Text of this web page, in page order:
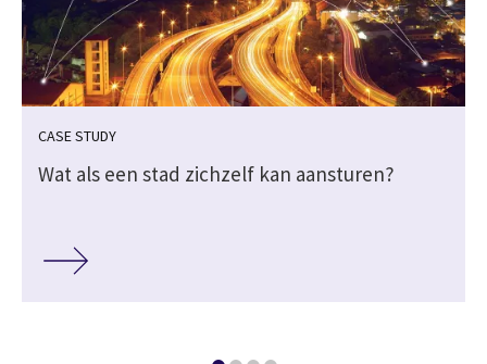
CASE STUDY
Wat als een stad zichzelf kan aansturen?